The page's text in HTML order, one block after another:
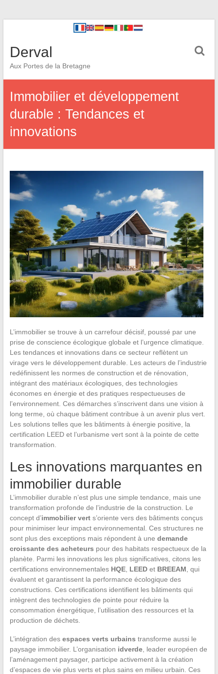
Derval
Aux Portes de la Bretagne
Immobilier et développement
durable : Tendances et
innovations
L’immobilier se trouve à un carrefour décisif, poussé par une
prise de conscience écologique globale et l’urgence climatique.
Les tendances et innovations dans ce secteur reflètent un
virage vers le développement durable. Les acteurs de l’industrie
redéfinissent les normes de construction et de rénovation,
intégrant des matériaux écologiques, des technologies
économes en énergie et des pratiques respectueuses de
l’environnement. Ces démarches s’inscrivent dans une vision à
long terme, où chaque bâtiment contribue à un avenir plus vert.
Les solutions telles que les bâtiments à énergie positive, la
certification LEED et l’urbanisme vert sont à la pointe de cette
transformation.
Les innovations marquantes en
immobilier durable
L’immobilier durable n’est plus une simple tendance, mais une
transformation profonde de l’industrie de la construction. Le
concept d’immobilier verts’oriente vers des bâtiments conçus
pour minimiser leur impact environnemental. Ces structures ne
sont plus des exceptions mais répondent à une demande
croissante des acheteurs pour des habitats respectueux de la
planète. Parmi les innovations les plus significatives, citons les
certifications environnementales HQE, LEEDet BREEAM , qui
évaluent et garantissent la performance écologique des
constructions. Ces certifications identifient les bâtiments qui
intègrent des technologies de pointe pour réduire la
consommation énergétique, l’utilisation des ressources et la
production de déchets.
L’intégration des espaces verts urbains transforme aussi le
paysage immobilier. L’organisation idverde, leader européen de
l’aménagement paysager, participe activement à la création
d’espaces de vie plus verts et plus sains en milieu urbain. Ces